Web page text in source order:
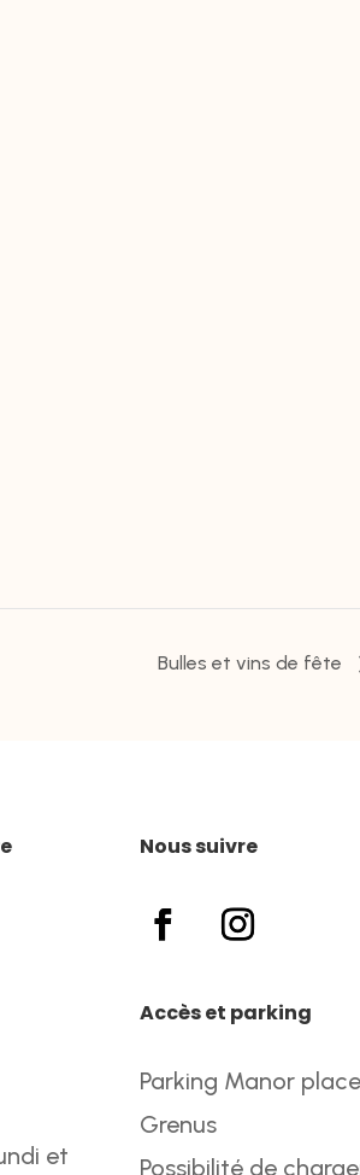
Bulles et vins de fête
et
Nous suivre
Accès et parking
Parking Manor place
Grenus
Possibilité de